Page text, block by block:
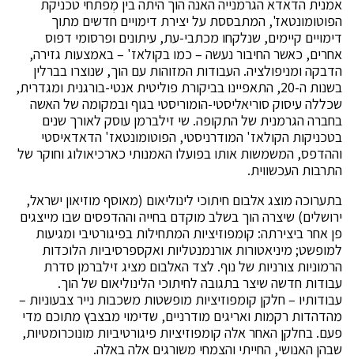
אמנית הדאדא הגרמנייה האנה הוך היתה בין מְפתחי טכניקת
הפוטומונטאז', המתבססת על יצירת דימויים חדשים מתוך
דימויים קיימים, שנלקחו מכתבי-עת, עיתונים ופרסומי דפוס
אחרים, כאשר החיבור נעשה – כמו בקולאז' – באמצעות גזירה,
הדבקה ומניפולציה. העבודות המזוהות עם הוך, שנוצרו בברלין
בשנות ה-20, התאפיינו בביקורת פוליטית אנטי-בורגנית ומגדרית,
שכללה עיסוק סוריאליסטי-הומוריסטי בגוף ובמקומה של האשה
בחברה הגרמנית של התקופה. שי זילברמן עוסק לאורך שנים
בטכניקות הקולאז' המודרניסטי, הפוטומונטאז' הדאדאיסטי
וההדפס, המשמשות אותו בפועלו האמנותי כארכיאולוג וחוקר של
התרבות העכשווית.
בתערוכה מוצג אלבום חיתוכי לינוליאום (מאוסף מוזיאון ישראל,
ירושלים) שיצרה הוך בשלב מוקדם בחייה וההדפסים שבו מייצגים
פן אחר ביצירתה: קומפוזיציות המתחילות בפיגורטיבי ומגיעות
למופשט; מיניאטורות אורנמנטליות ואקספרסיביות הלוכדות
הרמוניות צורניות של נוף. לצד האלבום מציג זילברמן סדרת
עבודות חדשה שיצר בתגובה לחיתוכי הלינוליאום של הוך.
עבודותיו – חלקן קומפוזיציות מופשטות משכבות נייר צבעוניות –
מהדהדות רקמות ואריגים מודרניים, שדימוי מבצבץ מתוכם מדי
פעם. בחלקן האחר אלה קומפוזיציות פיגורטיביות מונוכרומטיות,
שבהן האנושי, החייתי והצמחי משורגים אלה באלה.